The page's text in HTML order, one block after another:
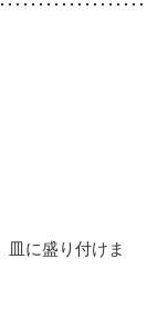
に盛り付けま